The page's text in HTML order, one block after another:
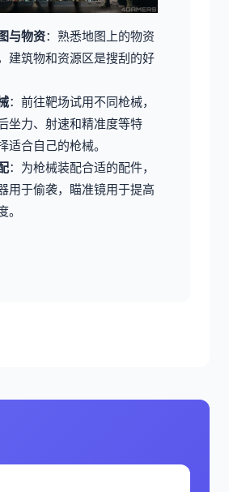
与物资：熟悉地图上的物资
建筑物和资源区是搜刮的好
：前往靶场试用不同枪械，
坐力、射速和精准度等特
适合自己的枪械。
：为枪械装配合适的配件，
用于偷袭，瞄准镜用于提高
。